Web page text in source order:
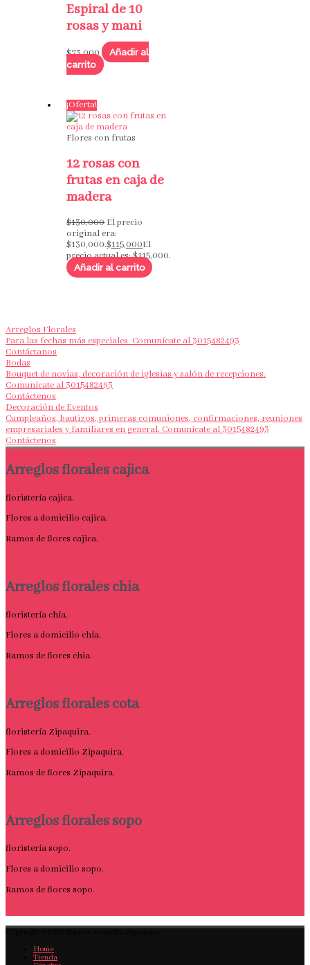
Espiral de 10
rosas y mani
$73,000
Añadir al
carrito
¡Oferta!
Flores con frutas
12 rosas con
frutas en caja de
madera
$130,000 El precio
original era:
$130,000.$115,000El
precio actual es: $115,000.
Añadir al carrito
Arreglos Florales
Para las fechas más especiales. Comunícate al 3015482493
Contáctanos
Bodas
Bouquet de novias, decoración de iglesias y salón de recepciones.
Comunícate al 3015482493
Contáctenos
Decoración de Eventos
Cumpleaños, bautizos, primeras comuniones, confirmaciones, reuniones
empresariales y familiares en general. Comunícate al 3015482493
Contáctenos
Arreglos florales cajica
floristería cajica.
Flores a domicilio cajica.
Ramos de flores cajica.
Arreglos florales chia
floristería chía.
Flores a domicilio chía.
Ramos de flores chia.
Arreglos florales cota
floristería Zipaquira.
Flores a domicilio Zipaquira.
Ramos de flores Zipaquira.
Arreglos florales sopo
floristería sopo.
Flores a domicilio sopo.
Ramos de flores sopo.
Home
Tienda